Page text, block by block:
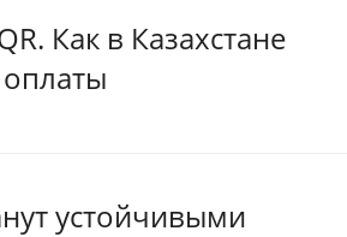
Как в Казахстане
устойчивыми